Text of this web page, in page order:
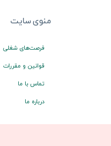
منوی سایت
فرصت‌های شغلی
قوانین و مقررات
تماس با ما
درباره ما